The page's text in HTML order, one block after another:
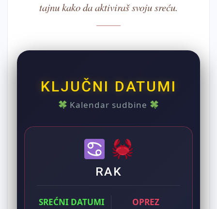
tajnu kako da aktiviraš svoju sreću.
KLJUČNI DATUMI
Kalendar sudbine
RAK
SREĆNI DATUMI OPREZ